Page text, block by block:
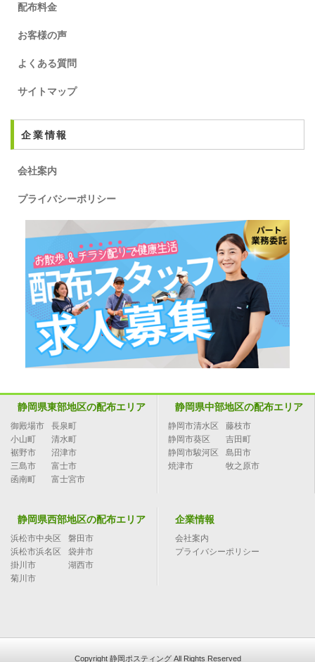
配布料金
お客様の声
よくある質問
サイトマップ
企業情報
会社案内
プライバシーポリシー
静岡県東部地区の配布エリア
御殿場市
小山町
裾野市
三島市
函南町
長泉町
清水町
沼津市
富士市
富士宮市
静岡県中部地区の配布エリア
静岡市清水区
静岡市葵区
静岡市駿河区
焼津市
藤枝市
吉田町
島田市
牧之原市
静岡県西部地区の配布エリア
浜松市中央区
浜松市浜名区
掛川市
菊川市
磐田市
袋井市
湖西市
企業情報
会社案内
プライバシーポリシー
Copyright 静岡ポスティング All Rights Reserved